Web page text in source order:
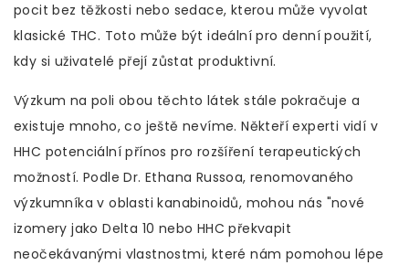
pocit bez těžkosti nebo sedace, kterou může vyvolat
klasické THC. Toto může být ideální pro denní použití,
kdy si uživatelé přejí zůstat produktivní.
Výzkum na poli obou těchto látek stále pokračuje a
existuje mnoho, co ještě nevíme. Někteří experti vidí v
HHC potenciální přínos pro rozšíření terapeutických
možností. Podle Dr. Ethana Russoa, renomovaného
výzkumníka v oblasti kanabinoidů, mohou nás "nové
izomery jako Delta 10 nebo HHC překvapit
neočekávanými vlastnostmi, které nám pomohou lépe